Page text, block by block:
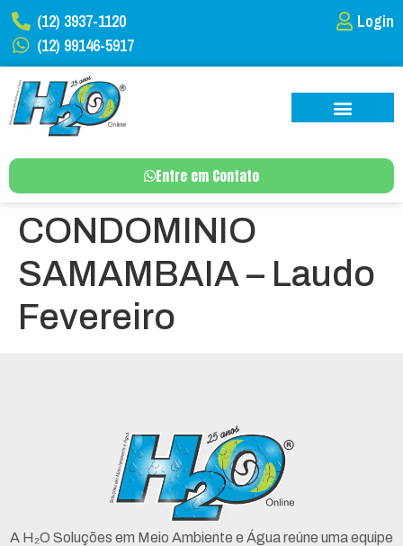
(12) 3937-1120
(12) 99146-5917
Login
Entre em Contato
CONDOMINIO
SAMAMBAIA – Laudo
Fevereiro
A H₂O Soluções em Meio Ambiente e Água reúne uma equipe